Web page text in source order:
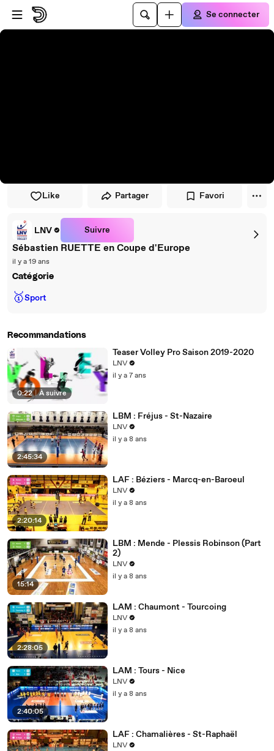
Passer au player
Passer au contenu principal
Se connecter
Like Partager Favori
LNV Suivre
Sébastien RUETTE en Coupe d'Europe
il y a 19 ans
Catégorie
🥇Sport
Recommandations
0:22 | À suivre
Teaser Volley Pro Saison 2019-2020
LNV
il y a 7 ans
2:45:34
LBM : Fréjus - St-Nazaire
LNV
il y a 8 ans
2:20:14
LAF : Béziers - Marcq-en-Baroeul
LNV
il y a 8 ans
15:14
LBM : Mende - Plessis Robinson (Part
2)
LNV
il y a 8 ans
2:28:05
LAM : Chaumont - Tourcoing
LNV
il y a 8 ans
2:40:05
LAM : Tours - Nice
LNV
il y a 8 ans
LAF : Chamalières - St-Raphaël
LNV